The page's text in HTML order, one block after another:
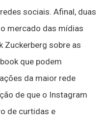
sociais. Afinal, duas
mercado das mídias
Zuckerberg sobre as
que podem
da maior rede
de que o Instagram
de curtidas e